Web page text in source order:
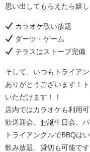
思い出してもらえたら嬉
カラオケ歌い放題
ダーツ・ゲーム
テラスはストーブ完備
そして、いつもトライア
ありがとうございます！
いただけます！！
店内ではカラオケも利用可
歓送迎会、お誕生日会、パ
トライアングルでBBQは
飲み放題、貸切も可能です